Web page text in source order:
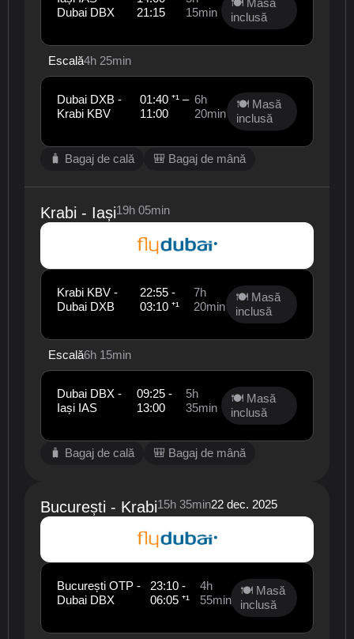
Dubai DBX
21:15
15min
🍽 Masă
inclusă
Escală4h 25min
Dubai DXB -
Krabi KBV
01:40 ⁺¹ –
11:00
6h
20min
🍽 Masă
inclusă
🧳 Bagaj de cală 🎒 Bagaj de mână
Krabi - Iași19h 05min
Krabi KBV -
Dubai DXB
22:55 -
03:10 ⁺¹
7h
20min
🍽 Masă
inclusă
Escală6h 15min
Dubai DBX -
Iași IAS
09:25 -
13:00
5h
35min
🍽 Masă
inclusă
🧳 Bagaj de cală 🎒 Bagaj de mână
București - Krabi15h 35min22 dec. 2025
București OTP -
Dubai DBX
23:10 -
06:05 ⁺¹
4h
55min
🍽 Masă
inclusă